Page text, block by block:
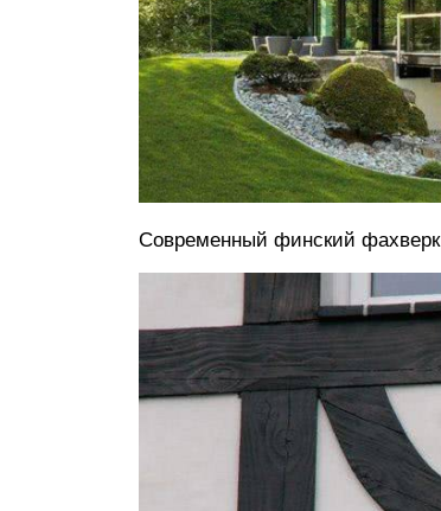
Современный финский фахверк